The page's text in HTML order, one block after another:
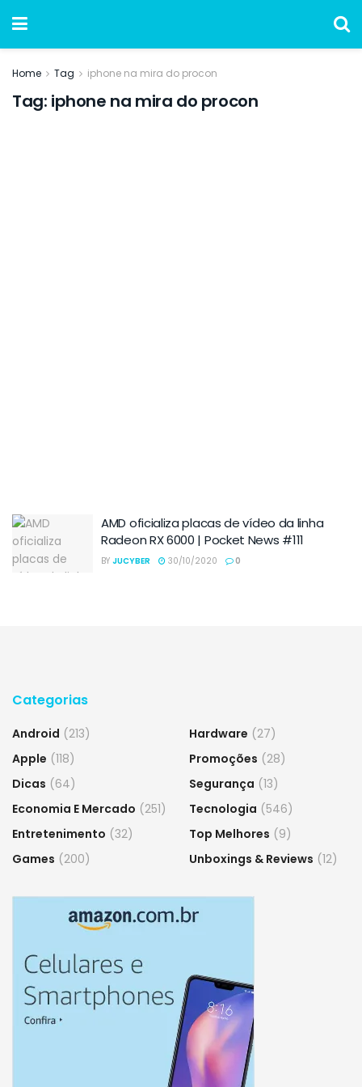
Home Tag iphone na mira do procon
Tag: iphone na mira do procon
AMD oficializa placas de vídeo da linha
Radeon RX 6000 | Pocket News #111
BY JUCYBER 30/10/2020 0
Categorias
Android (213)
Apple (118)
Dicas (64)
Economia E Mercado (251)
Entretenimento (32)
Games (200)
Hardware (27)
Promoções (28)
Segurança (13)
Tecnologia (546)
Top Melhores (9)
Unboxings & Reviews (12)